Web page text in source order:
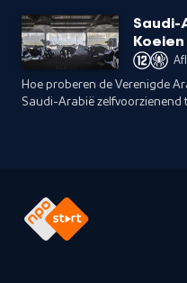
die het hele jaar beschikbaar
Saudi-
Hoe proberen de Verenigde
Saudi-Arabië